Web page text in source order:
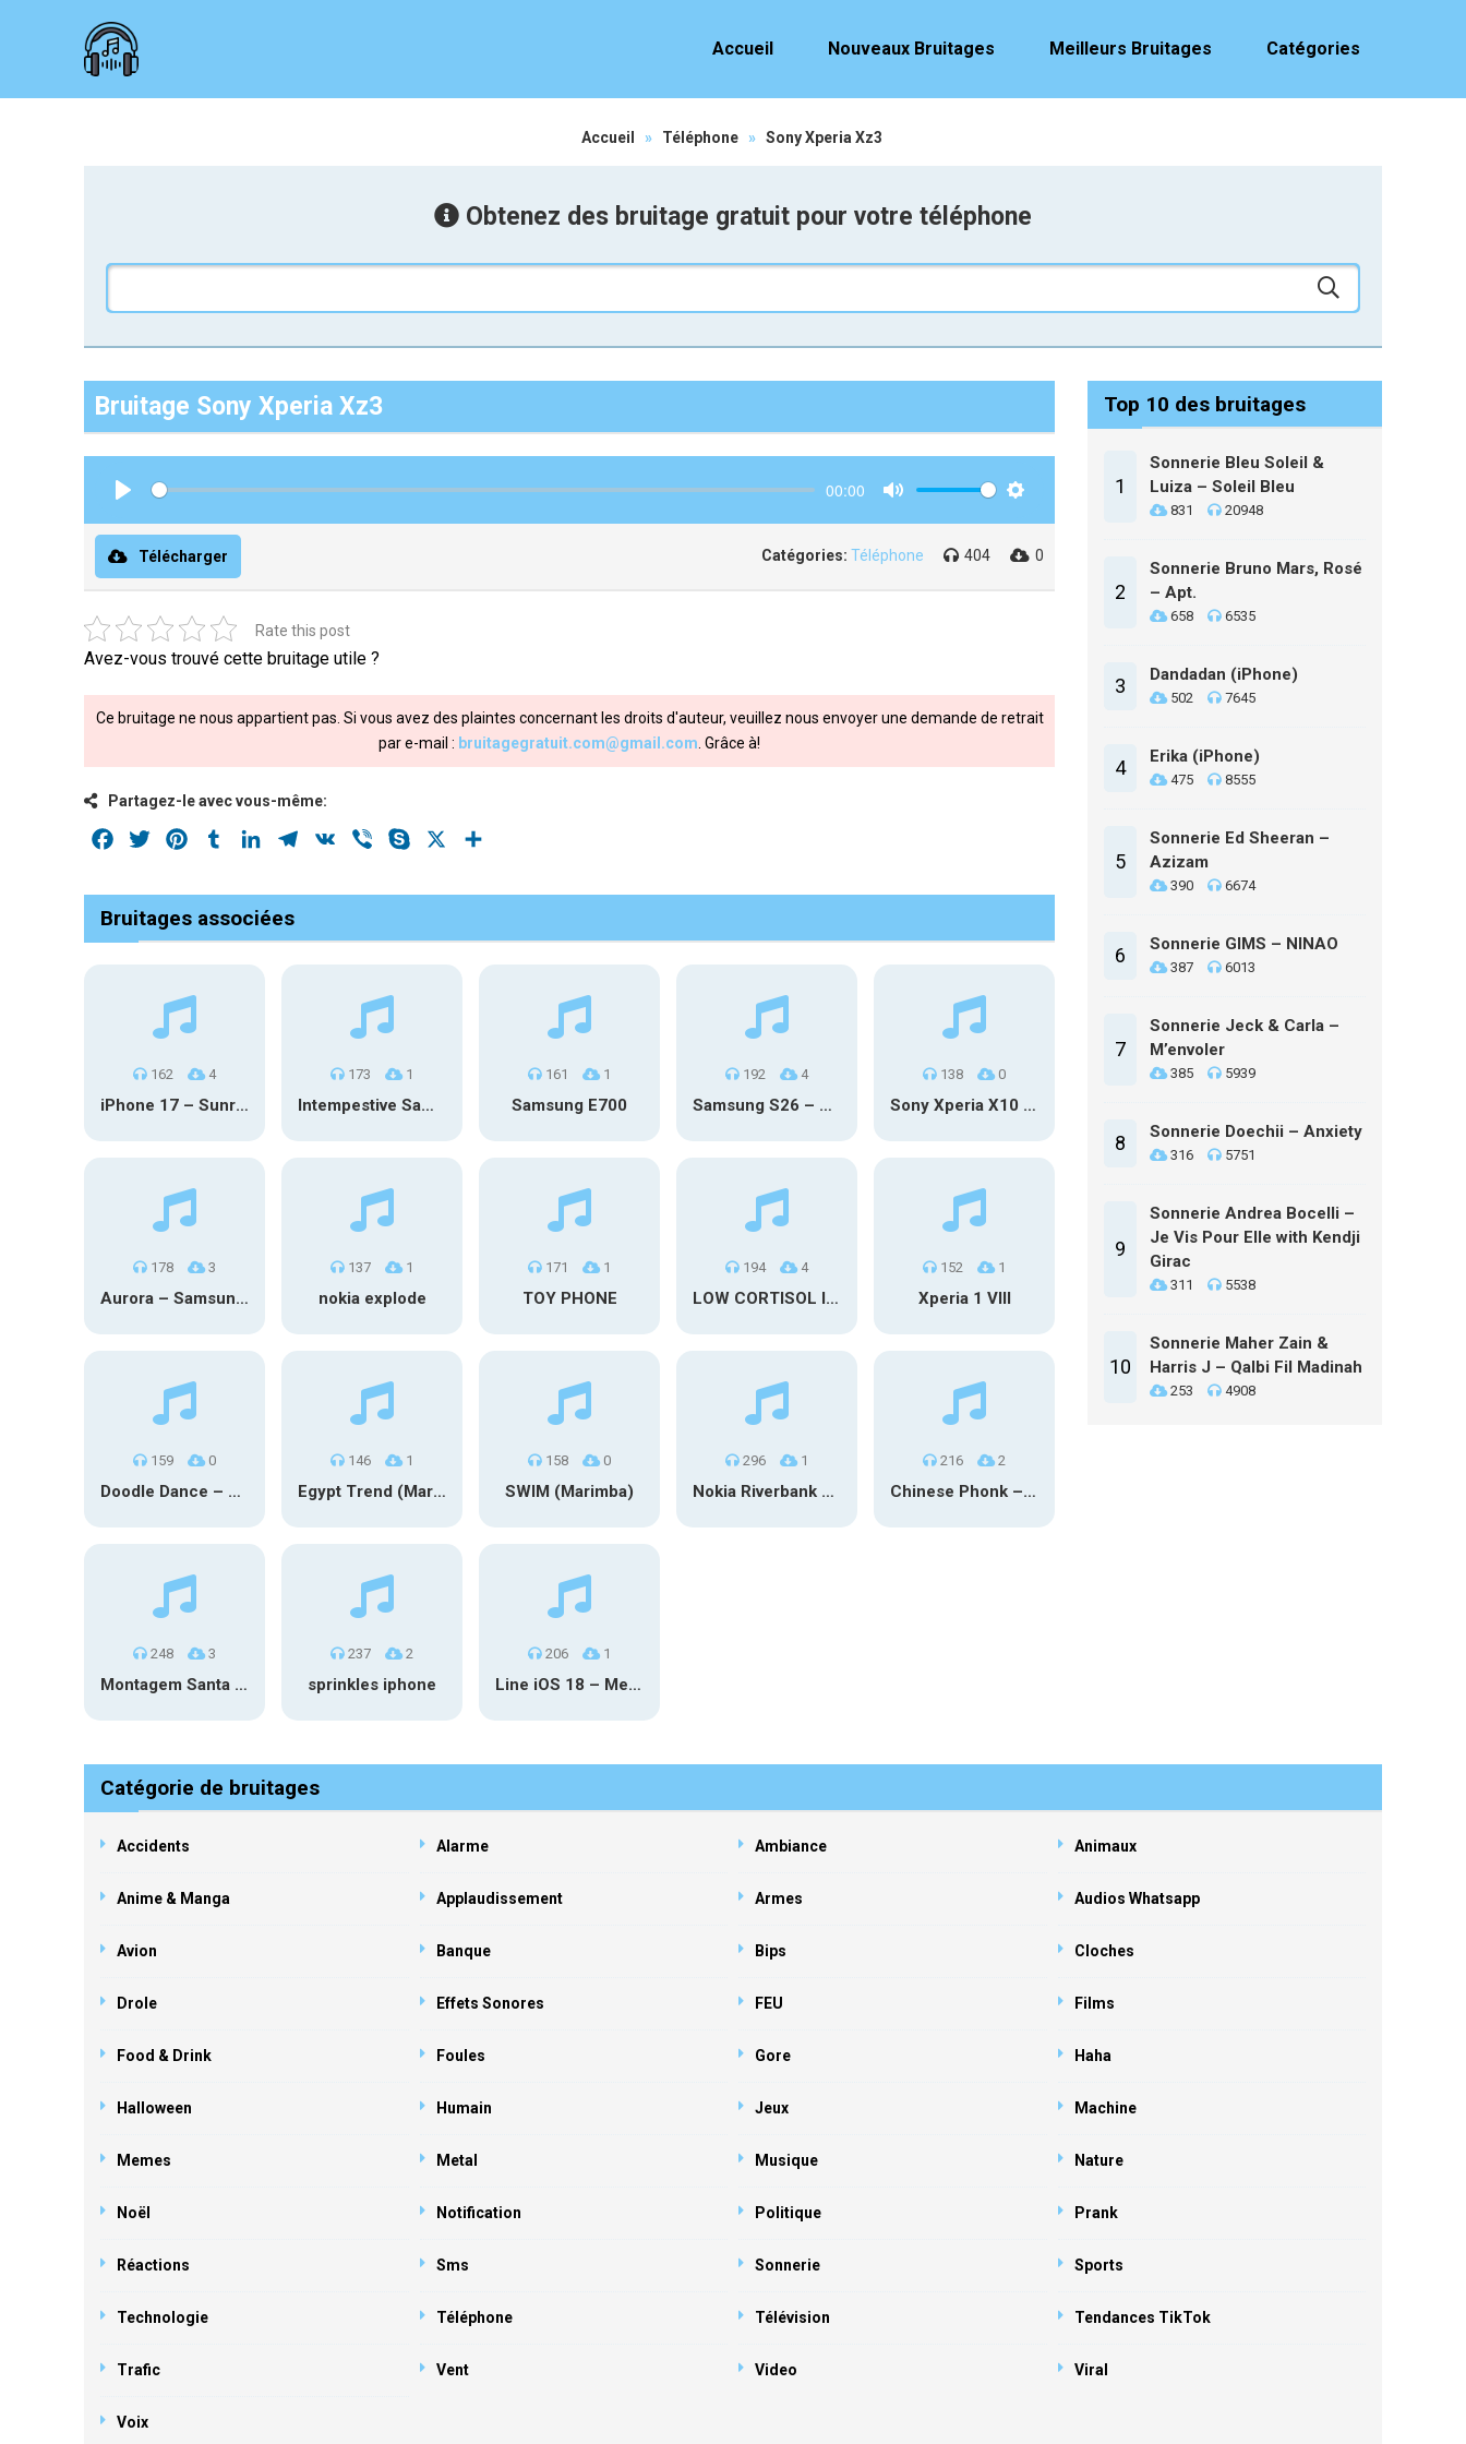
Accueil Nouveaux Bruitages Meilleurs Bruitages Catégories
Accueil » Téléphone » Sony Xperia Xz3
Obtenez des bruitage gratuit pour votre téléphone
Bruitage Sony Xperia Xz3
00:00
Télécharger Catégories: Téléphone 404 0
Rate this post
Avez-vous trouvé cette bruitage utile ?
Ce bruitage ne nous appartient pas. Si vous avez des plaintes concernant les droits d'auteur, veuillez nous envoyer une demande de retrait
par e-mail : bruitagegratuit.com@gmail.com . Grâce à!
Partagez-le avec vous-même:
Facebook
Twitter PinterestTumblrLinkedInTelegram
VK Viber Skype
Bruitages associées
162 4
iPhone 17 – Sunrise Serenity
173 1
Intempestive Samsung
161 1
Samsung E700
192 4
Samsung S26 – Moon Discovery
138 0
Sony Xperia X10 Msg
178 3
Aurora – Samsung Galaxy S26
137 1
nokia explode
171 1
TOY PHONE
194 4
LOW CORTISOL IPHONE
152 1
Xperia 1 VIII
159 0
Doodle Dance – Anime (Marimba)
146 1
Egypt Trend (Marimba)
158 0
SWIM (Marimba)
296 1
Nokia Riverbank Dawn
216 2
Chinese Phonk – Midu Echoing (Marimba)
248 3
Montagem Santa Fe 2 – Phonk (iPhone)
237 2
sprinkles iphone
206 1
Line iOS 18 – Mercury
Top 10 des bruitages
1
Sonnerie Bleu Soleil &
Luiza – Soleil Bleu
831 20948
2
Sonnerie Bruno Mars, Rosé
– Apt.
658 6535
3 Dandadan (iPhone)
502 7645
4 Erika (iPhone)
475 8555
5
Sonnerie Ed Sheeran –
Azizam
390 6674
6 Sonnerie GIMS – NINAO
387 6013
7
Sonnerie Jeck & Carla –
M’envoler
385 5939
8 Sonnerie Doechii – Anxiety
316 5751
9
Sonnerie Andrea Bocelli –
Je Vis Pour Elle with Kendji
Girac
311 5538
10
Sonnerie Maher Zain &
Harris J – Qalbi Fil Madinah
253 4908
Catégorie de bruitages
Accidents Alarme Ambiance Animaux
Anime & Manga Applaudissement Armes Audios Whatsapp
Avion Banque Bips Cloches
Drole Effets Sonores FEU Films
Food & Drink Foules Gore Haha
Halloween Humain Jeux Machine
Memes Metal Musique Nature
Noël Notification Politique Prank
Réactions Sms Sonnerie Sports
Technologie Téléphone Télévision Tendances TikTok
Trafic Vent Video Viral
Voix